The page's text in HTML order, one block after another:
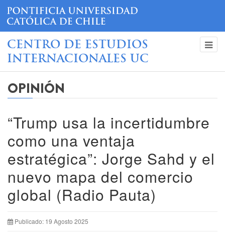
CENTRO DE ESTUDIOS
INTERNACIONALES UC
OPINIÓN
“Trump usa la incertidumbre
como una ventaja
estratégica”: Jorge Sahd y el
nuevo mapa del comercio
global (Radio Pauta)
Publicado: 19 Agosto 2025